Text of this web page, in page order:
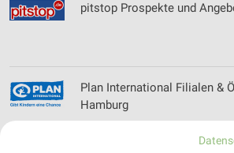
pitstop Prospekte und
Plan International Filialen &
Hamburg